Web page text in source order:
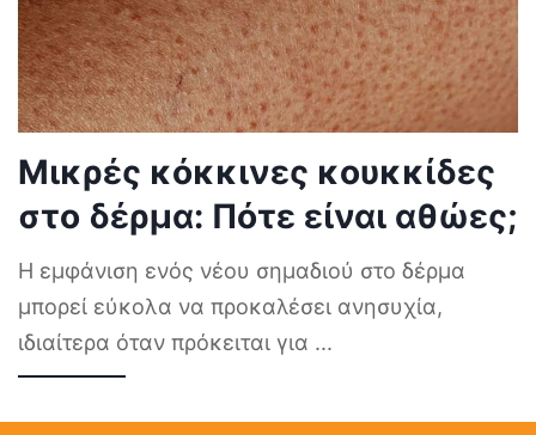
Μικρές κόκκινες κουκκίδες
στο δέρμα: Πότε είναι αθώες;
Η εμφάνιση ενός νέου σημαδιού στο δέρμα
μπορεί εύκολα να προκαλέσει ανησυχία,
ιδιαίτερα όταν πρόκειται για ...